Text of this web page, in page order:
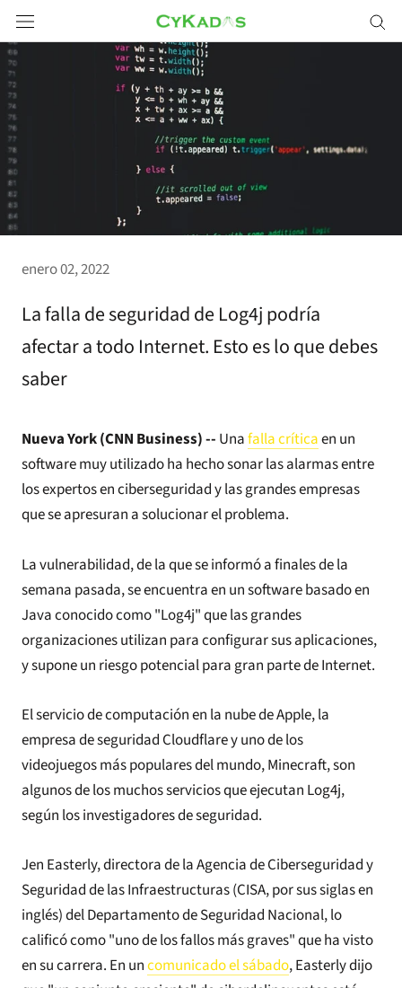
Saltar
a
contenido
enero 02, 2022
La falla de seguridad de Log4j podría
afectar a todo Internet. Esto es lo que debes
saber
Nueva York (CNN Business) -- Unafalla críticaen un
software muy utilizado ha hecho sonar las alarmas entre
los expertos en ciberseguridad y las grandes empresas
que se apresuran a solucionar el problema.
La vulnerabilidad, de la que se informó a finales de la
semana pasada, se encuentra en un software basado en
Java conocido como "Log4j" que las grandes
organizaciones utilizan para configurar sus aplicaciones,
y supone un riesgo potencial para gran parte de Internet.
El servicio de computación en la nube de Apple, la
empresa de seguridad Cloudflare y uno de los
videojuegos más populares del mundo, Minecraft, son
algunos de los muchos servicios que ejecutan Log4j,
según los investigadores de seguridad.
Jen Easterly, directora de la Agencia de Ciberseguridad y
Seguridad de las Infraestructuras (CISA, por sus siglas en
inglés) del Departamento de Seguridad Nacional, lo
calificó como "uno de los fallos más graves" que ha visto
en su carrera. En uncomunicado el sábado, Easterly dijo